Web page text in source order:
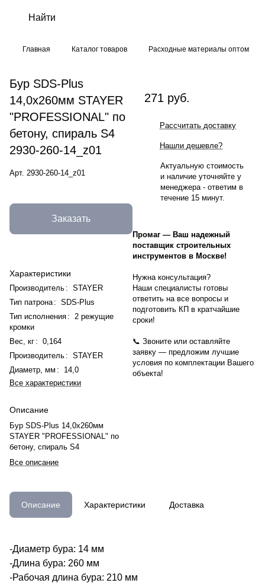
Главная Каталог товаров Расходные материалы оптом
Бур SDS-Plus
14,0х260мм STAYER
"PROFESSIONAL" по
бетону, спираль S4
2930-260-14_z01
Арт. 2930-260-14_z01
Заказать
Характеристики
Производитель : STAYER
Тип патрона : SDS-Plus
Тип исполнения :
2 режущие
кромки
Вес, кг : 0,164
Производитель : STAYER
Диаметр, мм :
14,0
Все характеристики
Описание
Бур SDS-Plus 14,0х260мм
STAYER "PROFESSIONAL" по
бетону, спираль S4
Все описание
271 руб.
Рассчитать доставку
Нашли дешевле?
Актуальную стоимость
и наличие уточняйте у
менеджера - ответим в
течение 15 минут.
Промаг — Ваш надежный
поставщик строительных
инструментов в Москве!
Нужна консультация?
Наши специалисты готовы
ответить на все вопросы и
подготовить КП в кратчайшие
сроки!
📞 Звоните или оставляйте
заявку — предложим лучшие
условия по комплектации Вашего
объекта!
Описание Характеристики Доставка
-Диаметр бура: 14 мм
-Длина бура: 260 мм
-Рабочая длина бура: 210 мм